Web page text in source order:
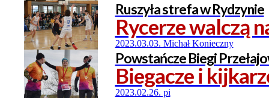
Ruszyła strefa w Rydzynie
Rycerze walczą
2023.03.03. Michał Konieczny
Powstańcze Biegi
Biegacze i
2023.02.26. pi